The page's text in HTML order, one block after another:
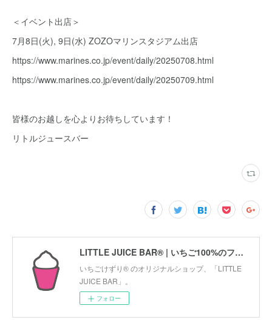
＜イベント出店＞
7月8日(火), 9日(水) ZOZOマリンスタジアム出店
https://www.marines.co.jp/event/daily/20250708.html
https://www.marines.co.jp/event/daily/20250709.html
皆様のお越しを心よりお待ちしています！
リトルジュースバー
LITTLE JUICE BAR® | いちご100%のフローズンデザート「いちごけずり」のオリジナルショップ
いちごけずり® のオリジナルショップ、「LITTLE
JUICE BAR」。
フォロー